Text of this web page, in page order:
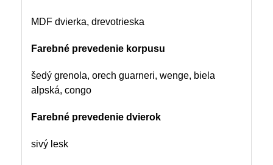
MDF dvierka, drevotrieska
Farebné prevedenie korpusu
šedý grenola, orech guarneri, wenge, biela
alpská, congo
Farebné prevedenie dvierok
sivý lesk